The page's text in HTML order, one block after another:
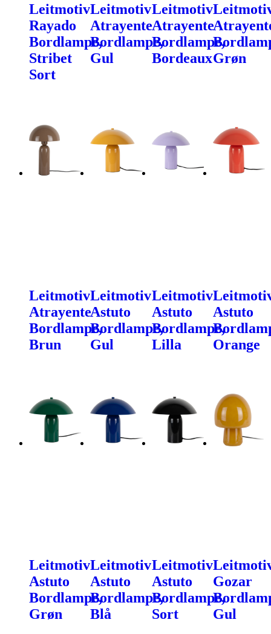
Leitmotiv
Rayado
Bordlampe,
Stribet
Sort
Leitmotiv
Atrayente
Bordlampe,
Gul
Leitmotiv
Atrayente
Bordlampe,
BordeauxGrøn
Leitmotiv
Atrayente
Bordlampe,
Brun
Leitmotiv
Astuto
Bordlampe,
Gul
Leitmotiv
Astuto
Bordlampe,
Lilla
Astuto
Orange
Leitmotiv
Astuto
Bordlampe,
Grøn
Leitmotiv
Astuto
Bordlampe,
Blå
Leitmotiv
Astuto
Bordlampe,
Sort
Gozar
Gul